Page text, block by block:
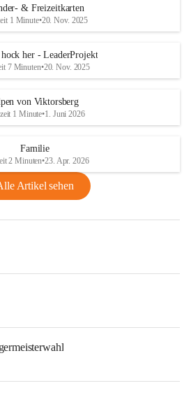
& Freizeitkarten
1 Minute•20. Nov. 2025
her - LeaderProjekt
7 Minuten•20. Nov. 2025
von Viktorsberg
1 Minute•1. Juni 2026
Familie
2 Minuten•23. Apr. 2026
Artikel sehen